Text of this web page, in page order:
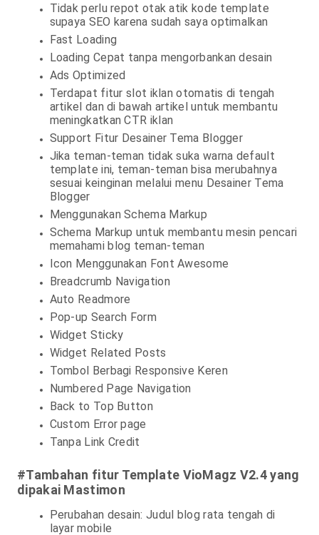
Tidak perlu repot otak atik kode template
supaya SEO karena sudah saya optimalkan
Fast Loading
Loading Cepat tanpa mengorbankan desain
Ads Optimized
Terdapat fitur slot iklan otomatis di tengah
artikel dan di bawah artikel untuk membantu
meningkatkan CTR iklan
Support Fitur Desainer Tema Blogger
Jika teman-teman tidak suka warna default
template ini, teman-teman bisa merubahnya
sesuai keinginan melalui menu Desainer Tema
Blogger
Menggunakan Schema Markup
Schema Markup untuk membantu mesin pencari
memahami blog teman-teman
Icon Menggunakan Font Awesome
Breadcrumb Navigation
Auto Readmore
Pop-up Search Form
Widget Sticky
Widget Related Posts
Tombol Berbagi Responsive Keren
Numbered Page Navigation
Back to Top Button
Custom Error page
Tanpa Link Credit
#Tambahan fitur Template VioMagz V2.4 yang
dipakai Mastimon
Perubahan desain: Judul blog rata tengah di
layar mobile